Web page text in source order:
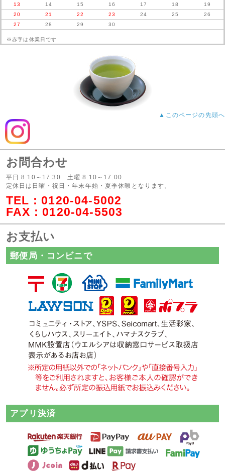
13
14 15 16 17 18
19
20
21 22 23 24 25
26
27
28 29 30
※赤字は休業日です
▲このページの先頭へ
お問合わせ
平日 8:10～17:30 土曜 8:10～17:00
定休日は日曜・祝日・年末年始・夏季休暇となります。
TEL： 0120-04-5002
FAX：0120-04-5503
お支払い
郵便局・コンビニで
アプリ決済
2024年10月18日 新商品アップいたしました!
引き続き好評!秋の特別茶「秋だし煎茶」や新商品「さえみどり」、晩秋の特撰セッ
い。
本日フジテレビ系の『ホンマでっか!?TV』にて「痩せ体質・がん予
防・美肌!驚異の"お茶"パワーSP」を放送!
今回のテーマは「飲んでキレイに!正しいお茶の選び方SP」。ゲストに、無類のお
茶好きである田辺智加(ぼる塾)と堀未央奈を迎えて、どのお茶を選べば健康でキレイ
な身体を作れるのか、評論家軍団が伝授する!どのお茶を飲めば、どんな効果が得ら
れるのか?ここでしか見ることのできない、最新お茶情報をお見逃しなく!
▼烏龍茶の流行はピンク・レディーの発言?
▼毎日の緑茶で「痩せ体質」&「がん予防」
▼そば茶で「美肌」&「便秘」にルイボス茶
▼玉露で「集中力・免疫力」UP
2024年09月11日
『全国茶審査技術競技大会』で社長中村が七段昇段&9位入賞を果たし
ました!
9月7日(土)に、大阪・堺市にて全国茶業連合青年団主催『第71回全国茶審査技術競
として出場しました。
中村は今回で4回目の全国大会出場になります。
通称「闘茶会」「茶歌舞伎」等と呼ばれ、お茶のプロの若手による‟利き茶”大会で
全国より13団体、特別選手枠を含む137名が参加し、「茶の審査技術・鑑別能力」
競技の結果、40点満点中37点を取り「個人の部」で全国9位に入賞、また七段位認
定を受け無事昇段しました!
今後も研鑽に励み、これからも皆様に美味しいお茶を届けられるよう努めて参りま
2024年09月02日
【祝5連覇】第78回全国茶品評会『深蒸し煎茶の部』で、掛川市が今年
も産地賞を受賞しました!!
されました。
『深蒸し煎茶の部』において、掛川市は成績優秀な市町村に送られる産地賞を今年
通算26回目で全国最多記録を今年も更新しました。
2024年08月19日 新商品アップいたしました!
新商品の濃い粉茶や掛川産の掛川抹茶、掛川紅茶をアップいたしましたのでぜひお